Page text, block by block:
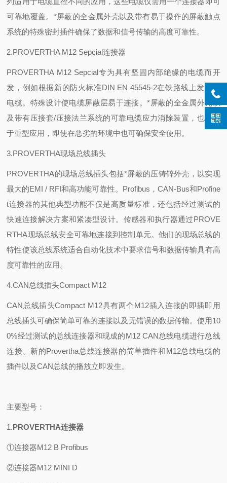
可靠地覆盖。*屏蔽的全金属外壳以及带有易于操作的屏蔽触点
系统的特殊密封插件确保了数据和信号传输的高度可靠性。
2.PROVERTHA M12 Sepcial连接器
PROVERTHA M12 Sepcial专为具有坚固内部绝缘的电缆而开
发，例如根据新的防火标准DIN EN 45545-2在铁路线上发现的
电缆。特殊设计使电缆屏蔽层易于连接。*屏蔽的全金属外壳以
及带有压接套/压接法兰系统的可靠电缆应力消除装置，也适用
于重型应用，即使在恶劣的环境中也可确保安全使用。
3.PROVERTHA现场总线插头
PROVERTHA的现场总线插头包括*屏蔽的压铸锌外壳，以实现
最大的EMI / RFI和高功能可靠性。Profibus，CAN-Bus和Profine
t连接器的其他典型功能不仅是高质量标准，还包括经过测试的
快速连接解决方案和紧凑型设计。传感器和执行器通过PROVE
RTHA现场总线安全可靠地连接到控制单元。他们的现场总线的
特性使该总线系统适合自动化技术中要求信号和数据传输具有高
度可靠性的应用。
4.CAN总线插头Compact M12
CAN总线插头Compact M12具有两个M12插入连接的即插即用
总线插头可确保简单可靠的连接以及无错误的数据传输。使用10
0%经过测试的总线连接器和现成的M12 CAN总线电缆进行总线
连接。新的Provertha总线连接器的简单插件和M12总线电缆的
插件以及CAN总线的播放立即发生。
主要型号：
1.PROVERTHA连接器
①连接器M12 B Profibus
②连接器M12 MINI D